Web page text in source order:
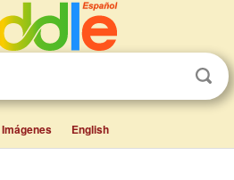
Imágenes English